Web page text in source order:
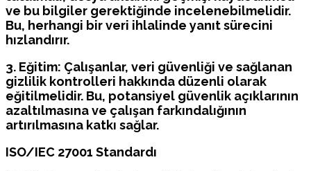
ve bu bilgiler gerektiğinde incelenebilmelidir.
Bu, herhangi bir veri ihlalinde yanıt sürecini
hızlandırır.
3. Eğitim: Çalışanlar, veri güvenliği ve sağlanan
gizlilik kontrolleri hakkında düzenli olarak
eğitilmelidir. Bu, potansiyel güvenlik açıklarının
azaltılmasına ve çalışan farkındalığının
artırılmasına katkı sağlar.
ISO/IEC 27001 Standardı